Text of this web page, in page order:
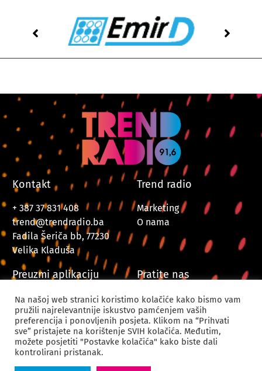
Kontakt
+ 387 37 831 408
trend@trendradio.ba
Fadila Šeriča bb, 77230
Velika Kladuša
Trend radio
Marketing
O nama
Preuzmi aplikaciju Pratite nas
© 2024. Trend Radio Velika Kladuša. Sva prava zadržana.
Na našoj web stranici koristimo kolačiće kako bismo vam
pružili najrelevantnije iskustvo pamćenjem vaših
preferencija i ponovljenih posjeta. Klikom na “Prihvati
sve” pristajete na korištenje SVIH kolačića. Međutim,
možete posjetiti "Postavke kolačića" kako biste dali
kontrolirani pristanak.